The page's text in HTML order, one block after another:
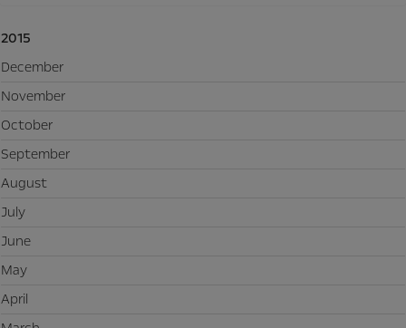
2015
December
November
October
September
August
July
June
May
April